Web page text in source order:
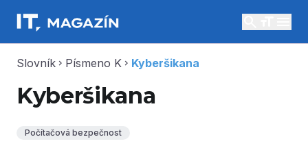
Slovník chevron_right Písmeno K chevron_right Kyberšikana
Kyberšikana
Počítačová bezpečnost